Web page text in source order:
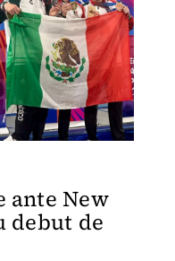
ante New
debut de